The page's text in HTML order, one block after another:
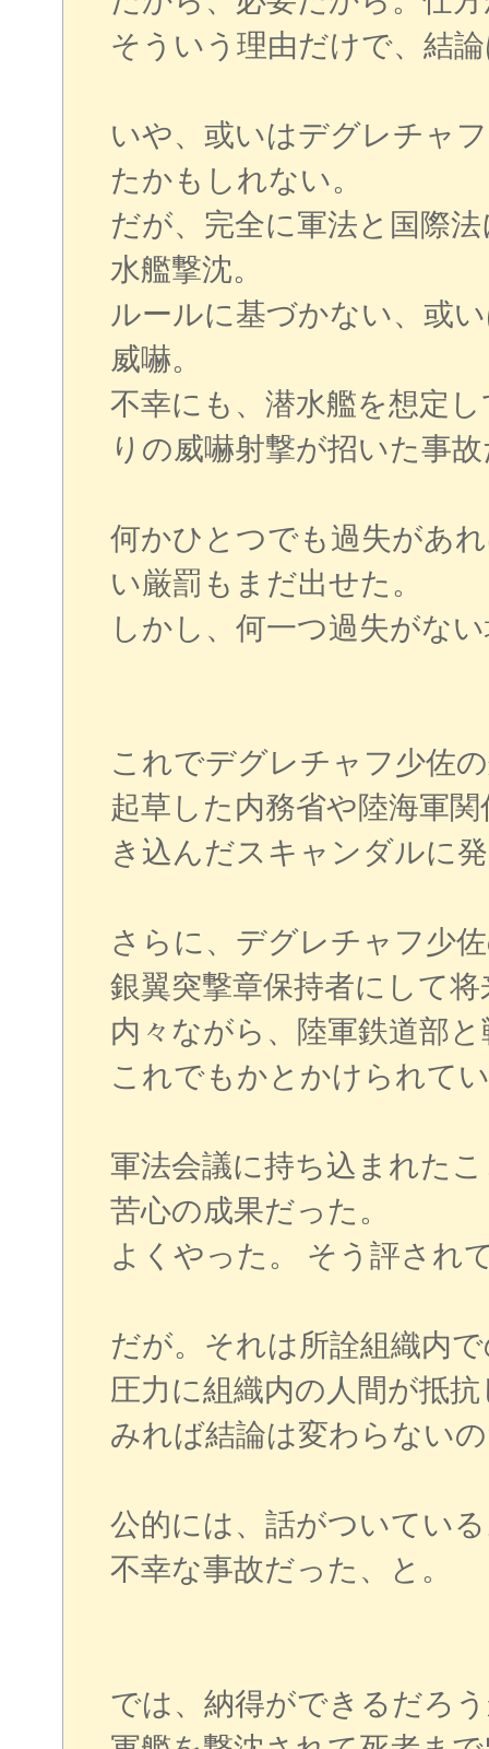
そういう理由だけで、結
いや、或いはデグレチャ
たかもしれない。
だが、完全に軍法と国際
水艦撃沈。
ルールに基づかない、或
威嚇。
不幸にも、潜水艦を想定
りの威嚇射撃が招いた事
何かひとつでも過失があ
い厳罰もまだ出せた。
しかし、何一つ過失がな
これでデグレチャフ少佐
起草した内務省や陸海軍
き込んだスキャンダルに
さらに、デグレチャフ少
銀翼突撃章保持者にして
内々ながら、陸軍鉄道部
これでもかとかけられて
軍法会議に持ち込まれた
苦心の成果だった。
よくやった。 そう評され
だが。それは所詮組織内
圧力に組織内の人間が抵
みれば結論は変わらない
公的には、話がついてい
不幸な事故だった、と。
では、納得ができるだろ